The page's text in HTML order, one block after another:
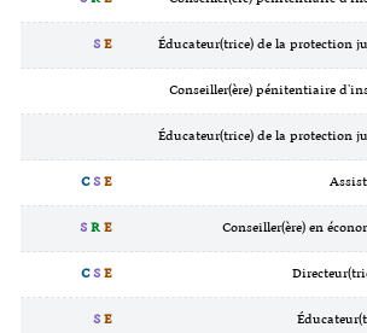
SE
CSE
SRE
CSE
SE